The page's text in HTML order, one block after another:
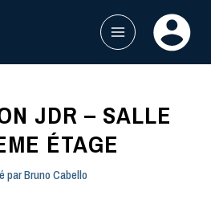
MAIN
JDR – SALLE
ÉTAGE
parBruno Cabello